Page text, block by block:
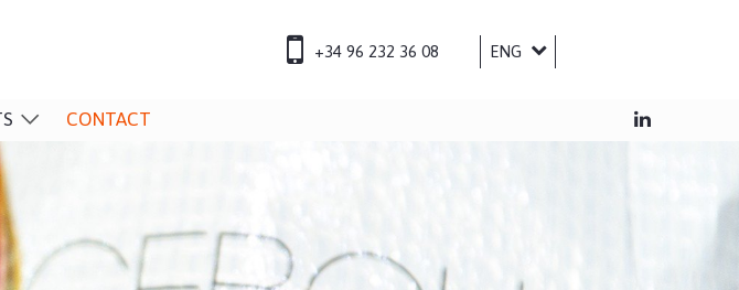
+34 96 232 36 08
ENG
CONTACT